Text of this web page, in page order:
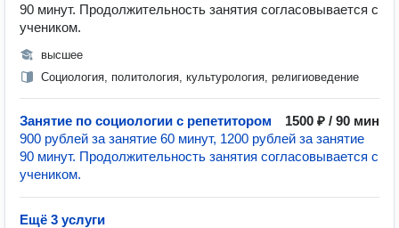
90 минут. Продолжительность занятия согласовывается с
учеником.
высшее
Социология, политология, культурология, религиоведение
Занятие по социологии с репетитором
1500 ₽ / 90 мин
900 рублей за занятие 60 минут, 1200 рублей за занятие
90 минут. Продолжительность занятия согласовывается с
учеником.
Ещё 3 услуги